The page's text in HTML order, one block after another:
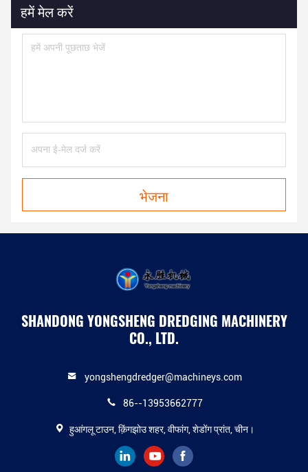
हमें मेल करें
भेजना
SHANDONG YONGSHENG DREDGING MACHINERY
CO., LTD.
yongshengdredger@machineys.com
86--13953662777
हुआंगलू टाउन, क़िंगझोउ शहर, वीफांग, शेडोंग प्रांत, चीन।